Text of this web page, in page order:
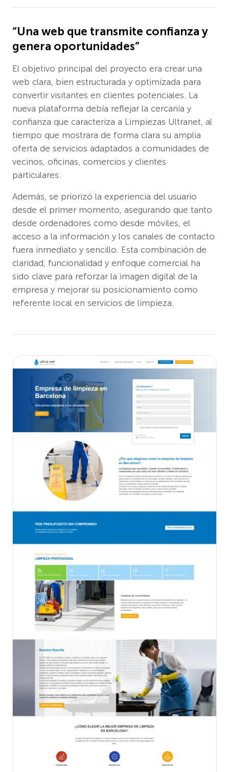
“Una web que transmite confianza y
genera oportunidades”
El objetivo principal del proyecto era crear una
web clara, bien estructurada y optimizada para
convertir visitantes en clientes potenciales. La
nueva plataforma debía reflejar la cercanía y
confianza que caracteriza a Limpiezas Ultranet, al
tiempo que mostrara de forma clara su amplia
oferta de servicios adaptados a comunidades de
vecinos, oficinas, comercios y clientes
particulares.
Además, se priorizó la experiencia del usuario
desde el primer momento, asegurando que tanto
desde ordenadores como desde móviles, el
acceso a la información y los canales de contacto
fuera inmediato y sencillo. Esta combinación de
claridad, funcionalidad y enfoque comercial ha
sido clave para reforzar la imagen digital de la
empresa y mejorar su posicionamiento como
referente local en servicios de limpieza.